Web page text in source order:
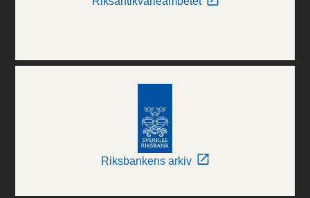
Riksbankens arkiv